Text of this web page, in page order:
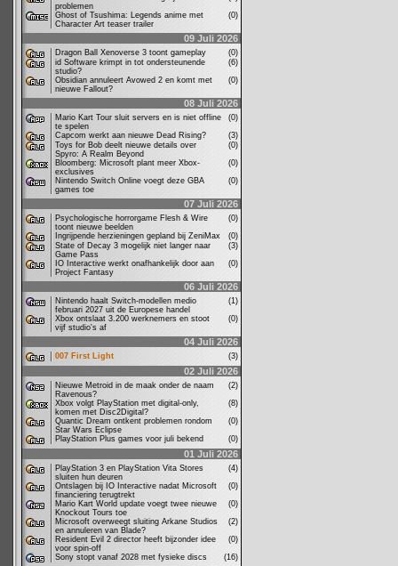
problemen
Ghost of Tsushima: Legends anime met
Character Art teaser trailer
(0)
09 Juli 2026
Dragon Ball Xenoverse 3 toont gameplay
(0)
id Software krimpt in tot ondersteunende
studio?
(6)
Obsidian annuleert Avowed 2 en komt met
nieuwe Fallout?
(0)
08 Juli 2026
Mario Kart Tour sluit servers en is niet offline
te spelen
(0)
Capcom werkt aan nieuwe Dead Rising?
(3)
Toys for Bob deelt nieuwe details over
Spyro: A Realm Beyond
(0)
Bloomberg: Microsoft plant meer Xbox-
exclusives
(0)
Nintendo Switch Online voegt deze GBA
games toe
(0)
07 Juli 2026
Psychologische horrorgame Flesh & Wire
toont nieuwe beelden
(0)
Ingrijpende herzieningen gepland bij ZeniMax
(0)
State of Decay 3 mogelijk niet langer naar
Game Pass
(3)
IO Interactive werkt onafhankelijk door aan
Project Fantasy
(0)
06 Juli 2026
Nintendo haalt Switch-modellen medio
februari 2027 uit de Europese handel
(1)
Xbox ontslaat 3.200 werknemers en stoot
vijf studio's af
(0)
04 Juli 2026
007 First Light (3)
02 Juli 2026
Nieuwe Metroid in de maak onder de naam
Ravenous?
(2)
Xbox volgt PlayStation met digital-only,
komen met Disc2Digital?
(8)
Quantic Dream ontkent problemen rondom
Star Wars Eclipse
(0)
PlayStation Plus games voor juli bekend
(0)
01 Juli 2026
PlayStation 3 en PlayStation Vita Stores
sluiten hun deuren
(4)
Ontslagen bij IO Interactive nadat Microsoft
financiering terugtrekt
(0)
Mario Kart World update voegt twee nieuwe
Knockout Tours toe
(0)
Microsoft overweegt sluiting Arkane Studios
en annuleren van Blade?
(2)
Resident Evil 2 director heeft bijzonder idee
voor spin-off
(0)
Sony stopt vanaf 2028 met fysieke discs
(16)